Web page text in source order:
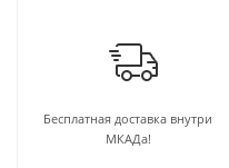
Бесплатная доставка внутри
МКАДа!